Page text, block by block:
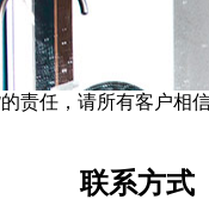
责任，请所有客户
联系方式